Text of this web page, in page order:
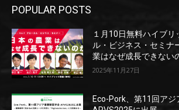
POPULAR POSTS
１月10日無料ハイブリ
ル・ビジネス・セミナ
業はなぜ成長できない
2025年11月27日
Eco-Pork、第11回ア